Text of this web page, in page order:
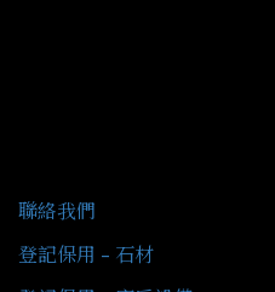
聯絡我們
登記保用 - 石材